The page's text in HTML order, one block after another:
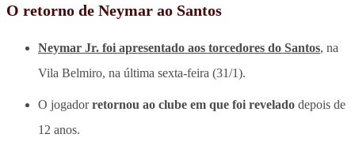
O retorno de Neymar ao Santos
Neymar Jr. foi apresentado aos torcedores do Santos, na
Vila Belmiro, na última sexta-feira (31/1).
O jogadorretornou ao clube em que foi revelado depois de
12 anos.